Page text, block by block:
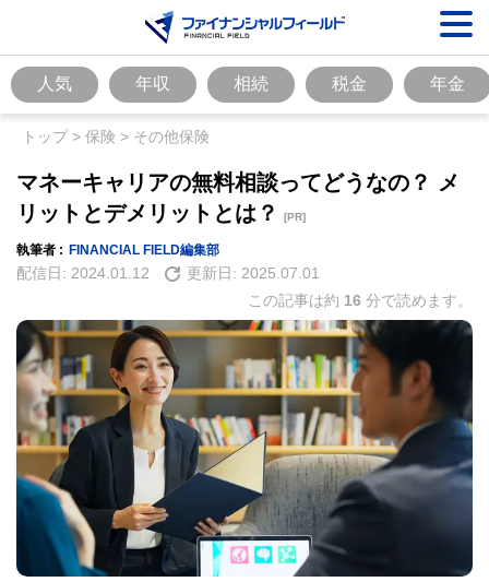
人気 年収 相続 税金 年金
トップ> 保険 > その他保険
マネーキャリアの無料相談ってどうなの？ メ
リットとデメリットとは？
[PR]
執筆者 : FINANCIAL FIELD編集部
配信日: 2024.01.12 更新日: 2025.07.01
この記事は約 16 分で読めます。